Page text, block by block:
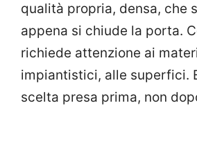
qualità propria, densa, che
appena si chiude la porta.
richiede attenzione ai
impiantistici, alle superfici.
scelta presa prima, non